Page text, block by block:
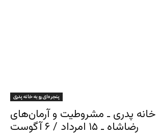
پنجره‌ای رو به خانه پدری
خانه پدری ـ مشروطیت و آرمان‌های
رضاشاه ـ ۱۵ امرداد / ۶ آگوست